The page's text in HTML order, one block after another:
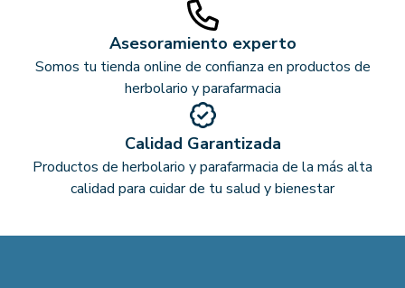
Asesoramiento experto
Somos tu tienda online de confianza en productos de
herbolario y parafarmacia
Calidad Garantizada
Productos de herbolario y parafarmacia de la más alta
calidad para cuidar de tu salud y bienestar